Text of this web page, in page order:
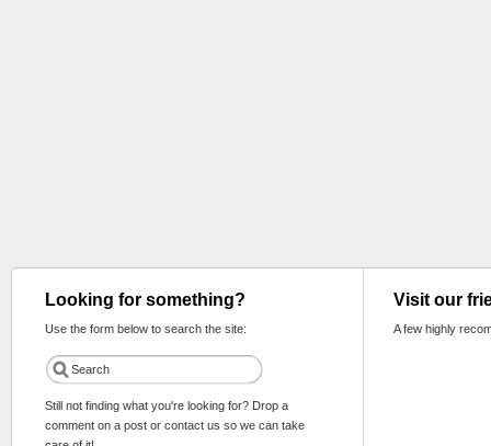
Looking for something?
Use the form below to search the site:
Still not finding what you're looking for? Drop a
comment on a post or contact us so we can take
Visit our
A few highly